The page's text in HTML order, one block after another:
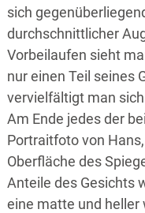
sich
durchschnittlicher
Vorbeilaufen sieht
nur einen Teil seines
vervielfältigt man
Am Ende jedes der
Portraitfoto von
Oberfläche des
Anteile des Gesichts
eine matte und heller